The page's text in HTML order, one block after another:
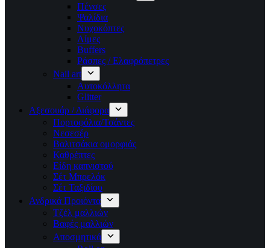
Πένσες
Ψαλίδια
Νυχοκόπτες
Λίμες
Buffers
Ράσπες / Ελαφρόπετρες
Nail art
Αυτοκόλλητα
Glitter
Αξεσουάρ / Διάφορα
Πορτοφόλια/Τσάντες
Νεσεσέρ
Βαλιτσάκια ομορφιάς
Καθρέπτες
Είδη καπνιστού
Σέτ Μπρελόκ
Σέτ Ταξιδίου
Ανδρικά Προιόντα
Τζέλ μαλλιών
Βαφές μαλλιών
Αποσμητικά